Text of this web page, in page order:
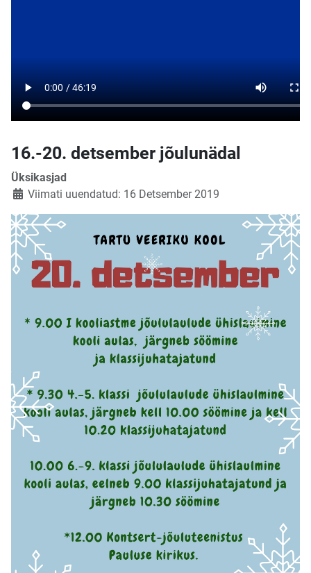
16.-20. detsember jõulunädal
Üksikasjad
Viimati uuendatud: 16 Detsember 2019